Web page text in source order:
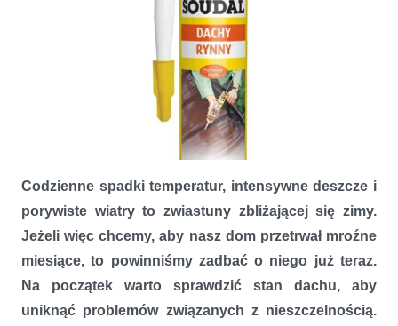
Zima pod pewnym dachem
Codzienne spadki temperatur, intensywne deszcze i
porywiste wiatry to zwiastuny zbliżającej się zimy.
Jeżeli więc chcemy, aby nasz dom przetrwał mroźne
miesiące, to powinniśmy zadbać o niego już teraz.
Na początek warto sprawdzić stan dachu, aby
uniknąć problemów związanych z nieszczelnością.